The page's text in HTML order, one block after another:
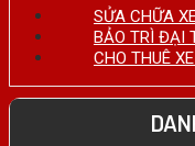
SỬA CHỮA
BẢO TRÌ ĐẠI
CHO THUÊ